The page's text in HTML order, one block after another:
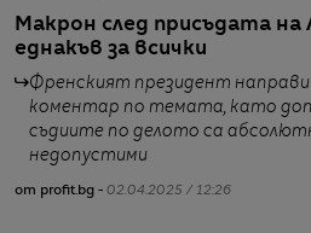
Макрон след присъдата на
еднакъв за всички
Френският президент направи
коментар по темата, като
съдиите по делото са
недопустими
от profit.bg - 02.04.2025 / 12:26